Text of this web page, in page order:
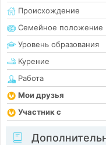
Происхождение
Семейное положение
Уровень образования
Курение
Работа
Мои друзья
Участник с